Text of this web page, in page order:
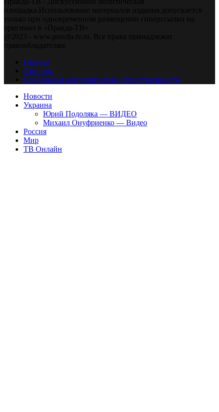
площадка.Использование материалов издания допускается
только при одновременном размещении гиперссылки на
оригинал в «Правда-ТВ»
@2023 - www.pravda-tv.ru. Все права принадлежат
правообладателям.
Главная
Авторам
Владельцам авторских прав. Ответственности.
Новости
Украина
Юрий Подоляка — ВИДЕО
Михаил Онуфриенко — Видео
Россия
Мир
ТВ Онлайн